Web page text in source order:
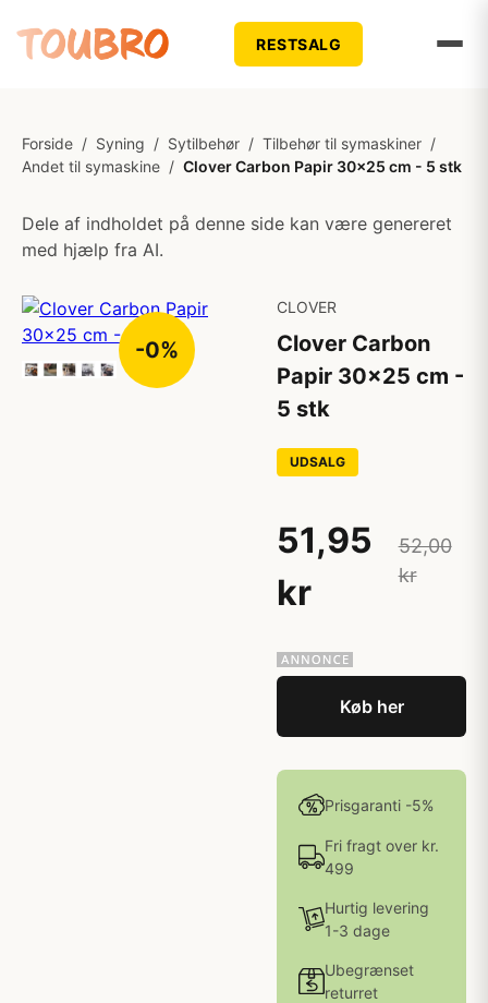
RESTSALG
Forside / Syning / Sytilbehør / Tilbehør til symaskiner /
Andet til symaskine / Clover Carbon Papir 30x25 cm - 5 stk
Dele af indholdet på denne side kan være genereret
med hjælp fra AI.
-0%
CLOVER
Clover Carbon
Papir 30x25 cm -
5 stk
UDSALG
51,95
kr
52,00
kr
Køb her
Prisgaranti -5%
Fri fragt over kr.
499
Hurtig levering
1-3 dage
Ubegrænset
returret